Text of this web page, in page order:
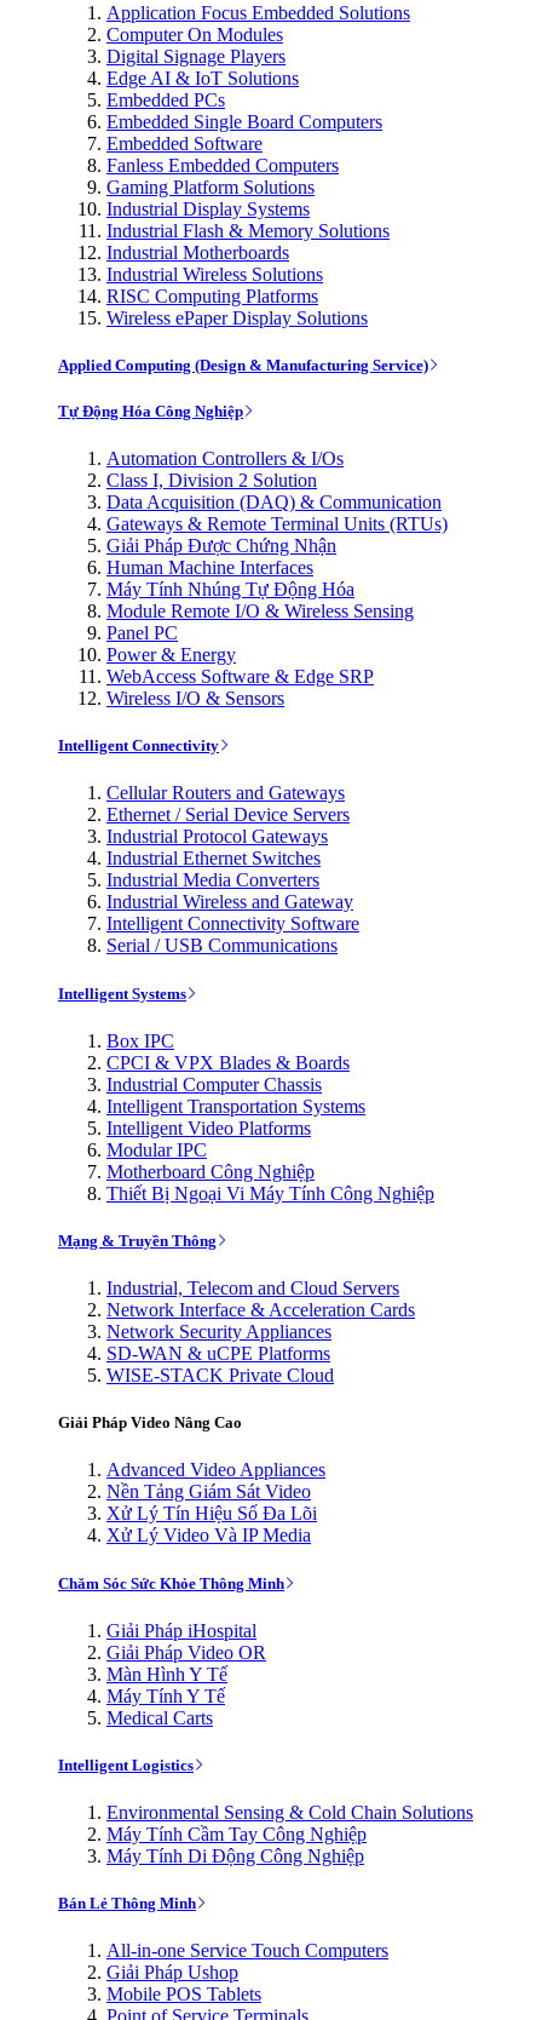
Application Focus Embedded Solutions
Computer On Modules
Digital Signage Players
Edge AI & IoT Solutions
Embedded PCs
Embedded Single Board Computers
Embedded Software
Fanless Embedded Computers
Gaming Platform Solutions
Industrial Display Systems
Industrial Flash & Memory Solutions
Industrial Motherboards
Industrial Wireless Solutions
RISC Computing Platforms
Wireless ePaper Display Solutions
Applied Computing (Design & Manufacturing Service)
Tự Động Hóa Công Nghiệp
Automation Controllers & I/Os
Class I, Division 2 Solution
Data Acquisition (DAQ) & Communication
Gateways & Remote Terminal Units (RTUs)
Giải Pháp Được Chứng Nhận
Human Machine Interfaces
Máy Tính Nhúng Tự Động Hóa
Module Remote I/O & Wireless Sensing
Panel PC
Power & Energy
WebAccess Software & Edge SRP
Wireless I/O & Sensors
Intelligent Connectivity
Cellular Routers and Gateways
Ethernet / Serial Device Servers
Industrial Protocol Gateways
Industrial Ethernet Switches
Industrial Media Converters
Industrial Wireless and Gateway
Intelligent Connectivity Software
Serial / USB Communications
Intelligent Systems
Box IPC
CPCI & VPX Blades & Boards
Industrial Computer Chassis
Intelligent Transportation Systems
Intelligent Video Platforms
Modular IPC
Motherboard Công Nghiệp
Thiết Bị Ngoại Vi Máy Tính Công Nghiệp
Mạng & Truyền Thông
Industrial, Telecom and Cloud Servers
Network Interface & Acceleration Cards
Network Security Appliances
SD-WAN & uCPE Platforms
WISE-STACK Private Cloud
Giải Pháp Video Nâng Cao
Advanced Video Appliances
Nền Tảng Giám Sát Video
Xử Lý Tín Hiệu Số Đa Lõi
Xử Lý Video Và IP Media
Chăm Sóc Sức Khỏe Thông Minh
Giải Pháp iHospital
Giải Pháp Video OR
Màn Hình Y Tế
Máy Tính Y Tế
Medical Carts
Intelligent Logistics
Environmental Sensing & Cold Chain Solutions
Máy Tính Cầm Tay Công Nghiệp
Máy Tính Di Động Công Nghiệp
Bán Lẻ Thông Minh
All-in-one Service Touch Computers
Giải Pháp Ushop
Mobile POS Tablets